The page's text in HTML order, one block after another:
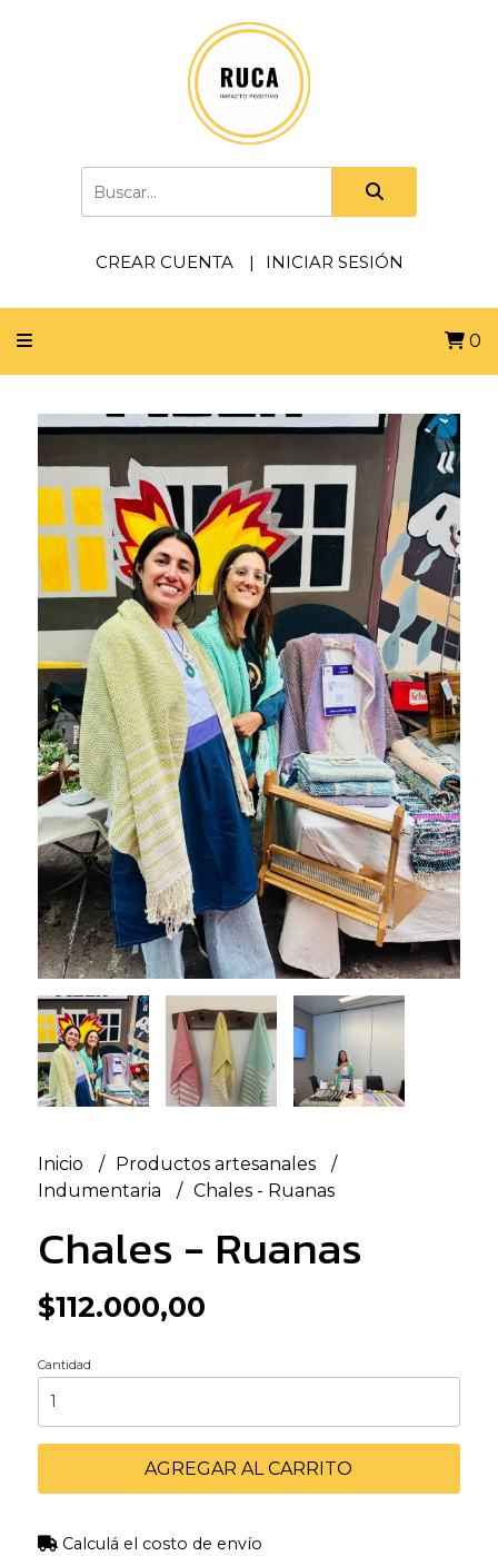
CREAR CUENTA INICIAR SESIÓN
0
Inicio
Productos artesanales
Indumentaria
Chales - Ruanas
Chales - Ruanas
$112.000,00
Cantidad
AGREGAR AL CARRITO
Calculá el costo de envío